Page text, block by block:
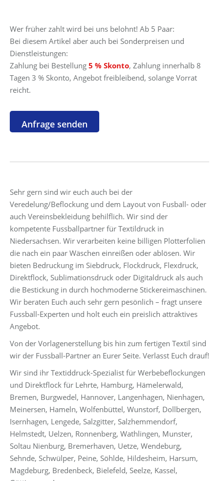
Wer früher zahlt wird bei uns belohnt! Ab 5 Paar:
Bei diesem Artikel aber auch bei Sonderpreisen und
Dienstleistungen:
Zahlung bei Bestellung 5 % Skonto, Zahlung innerhalb 8
Tagen 3 % Skonto, Angebot freibleibend, solange Vorrat
reicht.
Sehr gern sind wir euch auch bei der
Veredelung/Beflockung und dem Layout von Fusball- oder
auch Vereinsbekleidung behilflich. Wir sind der
kompetente Fussballpartner für Textildruck in
Niedersachsen. Wir verarbeiten keine billigen Plotterfolien
die nach ein paar Wäschen einreißen oder ablösen. Wir
bieten Bedruckung im Siebdruck, Flockdruck, Flexdruck,
Direktflock, Sublimationsdruck oder Digitaldruck als auch
die Bestickung in durch hochmoderne Stickereimaschinen.
Wir beraten Euch auch sehr gern pesönlich – fragt unsere
Fussball-Experten und holt euch ein preislich attraktives
Angebot.
Von der Vorlagenerstellung bis hin zum fertigen Textil sind
wir der Fussball-Partner an Eurer Seite. Verlasst Euch drauf!
Wir sind ihr Textiddruck-Spezialist für Werbebeflockungen
und Direktflock für Lehrte, Hamburg, Hämelerwald,
Bremen, Burgwedel, Hannover, Langenhagen, Nienhagen,
Meinersen, Hameln, Wolfenbüttel, Wunstorf, Dollbergen,
Isernhagen, Lengede, Salzgitter, Salzhemmendorf,
Helmstedt, Uelzen, Ronnenberg, Wathlingen, Munster,
Soltau Nienburg, Bremerhaven, Uetze, Wendeburg,
Sehnde, Schwülper, Peine, Söhlde, Hildesheim, Harsum,
Magdeburg, Bredenbeck, Bielefeld, Seelze, Kassel,